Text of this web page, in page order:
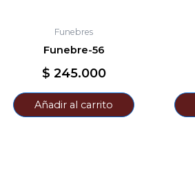
Funebres
Funebre-56
$ 245.000
Añadir al carrito